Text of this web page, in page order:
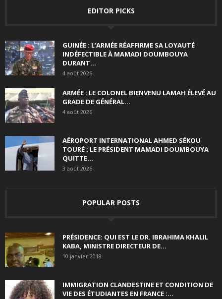
EDITOR PICKS
GUINÉE : L’ARMÉE RÉAFFIRME SA LOYAUTÉ
INDÉFECTIBLE À MAMADI DOUMBOUYA
DURANT...
4 août 2026
ARMÉE : LE COLONEL BIENVENU LAMAH ÉLEVÉ AU
GRADE DE GÉNÉRAL...
4 août 2026
AÉROPORT INTERNATIONAL AHMED SÉKOU
TOURÉ : LE PRÉSIDENT MAMADI DOUMBOUYA
QUITTE...
3 août 2026
POPULAR POSTS
PRÉSIDENCE: QUI EST LE DR. IBRAHIMA KHALIL
KABA, MINISTRE DIRECTEUR DE...
10 janvier 2018
IMMIGRATION CLANDESTINE ET CONDITION DE
VIE DES ÉTUDIANTES EN FRANCE :...